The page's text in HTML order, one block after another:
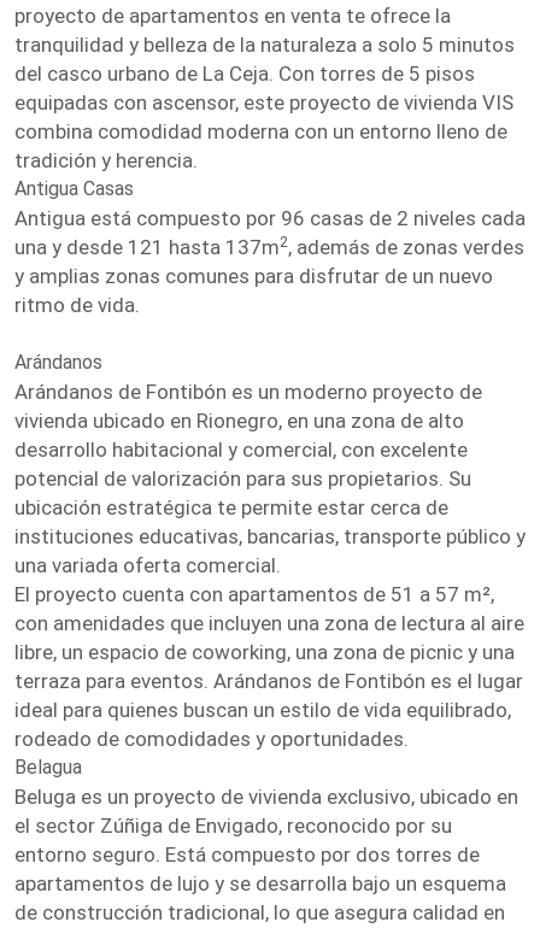
proyecto de apartamentos en venta te ofrece la
tranquilidad y belleza de la naturaleza a solo 5 minutos
del casco urbano de La Ceja. Con torres de 5 pisos
equipadas con ascensor, este proyecto de vivienda VIS
combina comodidad moderna con un entorno lleno de
tradición y herencia.
Antigua Casas
Antigua está compuesto por 96 casas de 2 niveles cada
una y desde 121 hasta 137m2, además de zonas verdes
y amplias zonas comunes para disfrutar de un nuevo
ritmo de vida.
Arándanos
Arándanos de Fontibón es un moderno proyecto de
vivienda ubicado en Rionegro, en una zona de alto
desarrollo habitacional y comercial, con excelente
potencial de valorización para sus propietarios. Su
ubicación estratégica te permite estar cerca de
instituciones educativas, bancarias, transporte público y
una variada oferta comercial.
El proyecto cuenta con apartamentos de 51 a 57 m²,
con amenidades que incluyen una zona de lectura al aire
libre, un espacio de coworking, una zona de picnic y una
terraza para eventos. Arándanos de Fontibón es el lugar
ideal para quienes buscan un estilo de vida equilibrado,
rodeado de comodidades y oportunidades.
Belagua
Beluga es un proyecto de vivienda exclusivo, ubicado en
el sector Zúñiga de Envigado, reconocido por su
entorno seguro. Está compuesto por dos torres de
apartamentos de lujo y se desarrolla bajo un esquema
de construcción tradicional, lo que asegura calidad en